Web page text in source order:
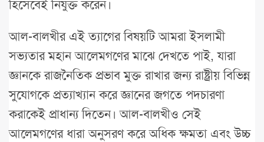
হিসেবেই নিযুক্ত করেন।
আল-বালখীর এই ত্যাগের বিষয়টি আমরা ইসলামী
সভ্যতার মহান আলেমগণের মাঝে দেখতে পাই, যারা
জ্ঞানকে রাজনৈতিক প্রভাব মুক্ত রাখার জন্য রাষ্ট্রীয় বিভিন্ন
সুযোগকে প্রত্যাখ্যান করে জ্ঞানের জগতে পদচারণা
করাকেই প্রাধান্য দিতেন। আল-বালখীও সেই
আলেমগণের ধারা অনুসরণ করে অধিক ক্ষমতা এবং উচ্চ